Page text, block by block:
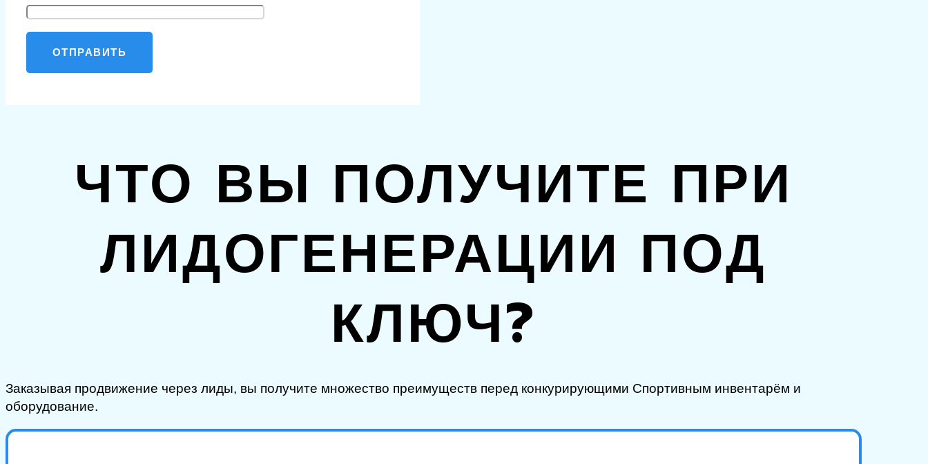
ЧТО ВЫ ПОЛУЧИТЕ ПРИ
ЛИДОГЕНЕРАЦИИ ПОД
КЛЮЧ?
Заказывая продвижение через лиды, вы получите множество преимуществ перед конкурирующими Спортивным инвентарём и
оборудование.